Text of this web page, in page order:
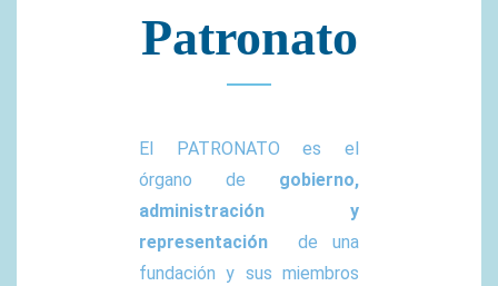
Patronato
El PATRONATO es el
órgano de gobierno,
administración y
representación de una
fundación y sus miembros